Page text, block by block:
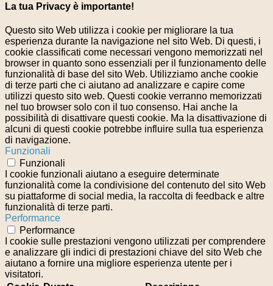
La tua Privacy è importante!
Questo sito Web utilizza i cookie per migliorare la tua
esperienza durante la navigazione nel sito Web. Di questi, i
cookie classificati come necessari vengono memorizzati nel
browser in quanto sono essenziali per il funzionamento delle
funzionalità di base del sito Web. Utilizziamo anche cookie
di terze parti che ci aiutano ad analizzare e capire come
utilizzi questo sito web. Questi cookie verranno memorizzati
nel tuo browser solo con il tuo consenso. Hai anche la
possibilità di disattivare questi cookie. Ma la disattivazione di
alcuni di questi cookie potrebbe influire sulla tua esperienza
di navigazione.
Funzionali
Funzionali
I cookie funzionali aiutano a eseguire determinate
funzionalità come la condivisione del contenuto del sito Web
su piattaforme di social media, la raccolta di feedback e altre
funzionalità di terze parti.
Performance
Performance
I cookie sulle prestazioni vengono utilizzati per comprendere
e analizzare gli indici di prestazioni chiave del sito Web che
aiutano a fornire una migliore esperienza utente per i
visitatori.